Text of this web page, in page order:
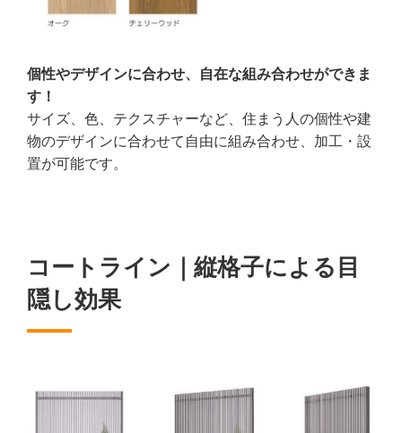
個性やデザインに合わせ、自在な組み合わせができま
す！
サイズ、色、テクスチャーなど、住まう人の個性や建
物のデザインに合わせて自由に組み合わせ、加工・設
置が可能です。
コートライン｜縦格子による目
隠し効果